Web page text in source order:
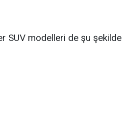
SUV modelleri de şu şekilde